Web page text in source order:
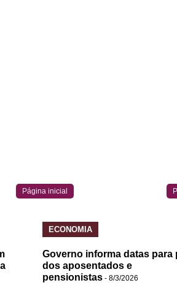
Página inicial
ECONOMIA
Governo informa datas para
dos aposentados e
pensionistas - 8/3/2026